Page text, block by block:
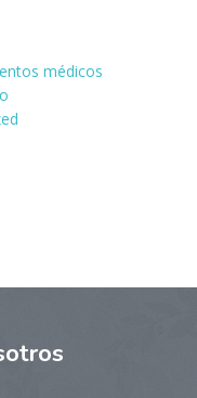
médicos